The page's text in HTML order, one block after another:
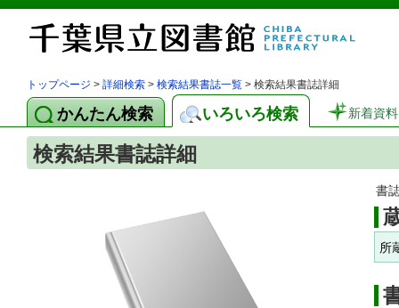
トップページ > 詳細検索 > 検索結果書誌一覧 > 検索結果書誌詳細
かんたん検索 いろいろ検索 新着資料
検索結果書誌詳細
書
所